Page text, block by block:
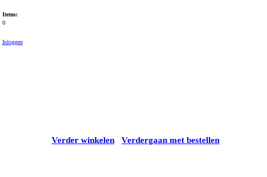
Items:
0
Inloggen
Verder winkelen Verdergaan met bestellen